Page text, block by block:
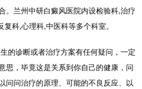
。兰州中研白癜风医院内设检验科,治疗
科,心理科,中医科等多个科室。
的诊断或者治疗方案有任何疑问，一定
思，毕竟这是关系到你自己的健康，问
问问治疗的原理、可能的不良反应、以